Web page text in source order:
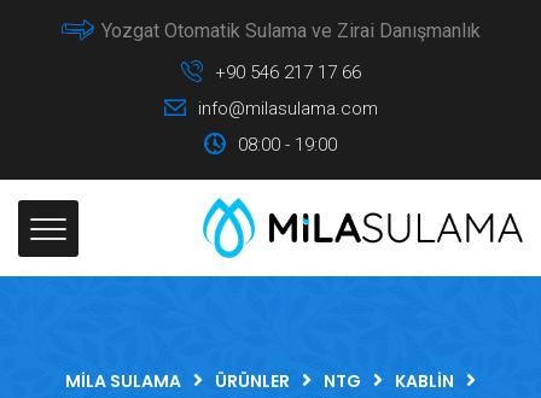
Yozgat Otomatik Sulama ve Zirai Danışmanlık
+90 546 217 17 66
info@milasulama.com
08:00 - 19:00
MILA SULAMA ÜRÜNLER NTG
KABLIN